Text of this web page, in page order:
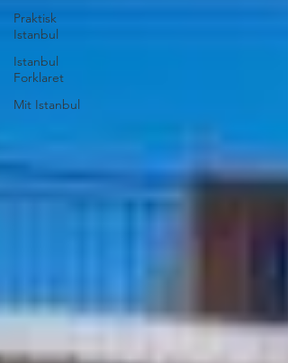
Praktisk
Istanbul
Istanbul
Forklaret
Mit Istanbul